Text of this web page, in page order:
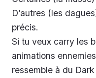
D’autres (les
précis.
Si tu veux carry les
animations
ressemble à du